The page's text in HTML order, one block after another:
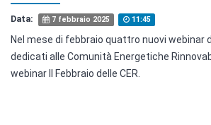
Data: 7 febbraio 2025 11:45
Nel mese di febbraio quattro nuovi webinar
dedicati alle Comunità Energetiche
webinar Il Febbraio delle CER.